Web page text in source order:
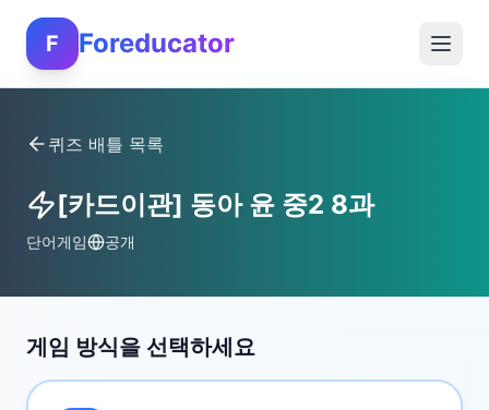
F Foreducator
퀴즈 배틀 목록
[카드이관] 동아 윤 중2 8과
단어게임 공개
게임 방식을 선택하세요